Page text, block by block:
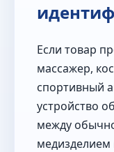
Если товар
массажер,
спортивный
устройство
между